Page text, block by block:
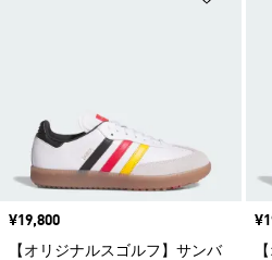
価格
¥19,800
【オリジナルスゴルフ】サンバ